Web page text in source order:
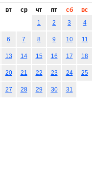
вт ср чт пт сб
вс
1
2 3 4
6 7 8 9 10 11
13 14 15 16 17 18
20 21 22 23 24 25
27 28 29 30 31